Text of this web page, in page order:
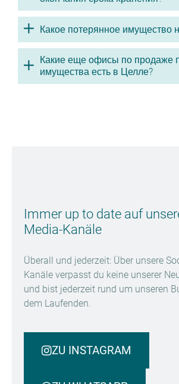
Какое потерянное имущество
Какие еще офисы по продаже
имущества есть в Целле?
Immer up to date auf
Media-Kanäle
Überall und jederzeit: Über unsere
Kanäle verpasst du keine unserer
und bist jederzeit rund um unseren
dem Laufenden.
ZU INSTAGRAM